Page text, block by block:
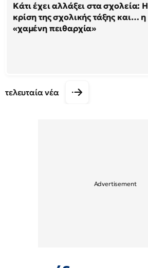
Κάτι έχει αλλάξει στα σχολεία: H
κρίση της σχολικής τάξης και… η
«χαμένη πειθαρχία»
τελευταία νέα